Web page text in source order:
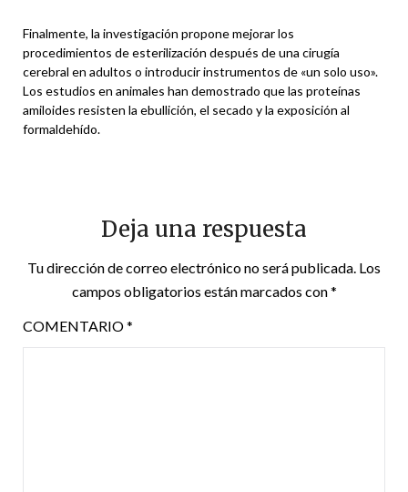
Finalmente, la investigación propone mejorar los
procedimientos de esterilización después de una cirugía
cerebral en adultos o introducir instrumentos de «un solo uso».
Los estudios en animales han demostrado que las proteínas
amiloides resisten la ebullición, el secado y la exposición al
formaldehído.
Deja una respuesta
Tu dirección de correo electrónico no será publicada. Los
campos obligatorios están marcados con*
COMENTARIO*